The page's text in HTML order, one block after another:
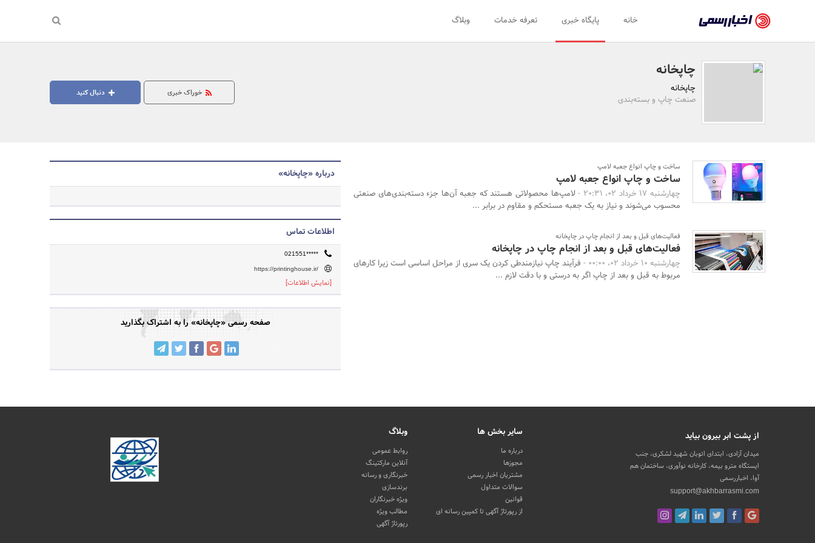
رسمی
اخبار
تایید
سازمان‌ها
روابط
عمومی‌ها
خانه پایگاه خبری تعرفه خدمات وبلاگ
جستجو
چاپخانه
چاپخانه
صنعت چاپ و بسته‌بندی
دنبال کنید خوراک خبری
ساخت و چاپ انواع جعبه لامپ
ساخت و چاپ انواع جعبه لامپ
چهارشنبه 17 خرداد 02، 20:31 -
لامپ‌ها محصولاتی هستند که جعبه آن‌ها جزء دسته‌بندی‌های صنعتی
محسوب می‌شوند و نیاز به یک جعبه مستحکم و مقاوم در برابر ...
فعالیت‌های قبل و بعد از انجام چاپ در چاپخانه
فعالیت‌های قبل و بعد از انجام چاپ در چاپخانه
چهارشنبه 10 خرداد 02، 00:00 -
فرآیند چاپ نیازمندطی کردن یک سری از مراحل اساسی است زیرا کارهای
مربوط به قبل و بعد از چاپ اگر به درستی و با دقت لازم ...
درباره «چاپخانه»
اطلاعات تماس
021551*****
https://printinghouse.ir/
[نمایش اطلاعات]
صفحه رسمی «چاپخانه» را به اشتراک بگذارید
از پشت ابر بیرون بیاید
میدان آزادی، ابتدای اتوبان شهید لشکری، جنب
ایستگاه مترو بیمه، کارخانه نوآوری، ساختمان هم
آوا، اخباررسمی
support@akhbarrasmi.com
سایر بخش ها
درباره ما
مجوزها
مشتریان اخبار رسمی
سوالات متداول
قوانین
از رپورتاژ آگهی تا کمپین رسانه ای
وبلاگ
روابط عمومی
آنلاین مارکتینگ
خبرنگاری و رسانه
برندسازی
ویژه خبرنگاران
مطالب ویژه
رپورتاژ آگهی